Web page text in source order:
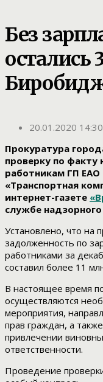
Без
остались
20.01.2020 14:30
Прокуратура
проверку по
работникам ГП
«Транспортная
интернет-газете
службе
Установлено, что на
задолженность по
работниками за
составил более 11
В настоящее время
осуществляются
мероприятия,
прав граждан, а
привлечении
ответственности.
Проведение